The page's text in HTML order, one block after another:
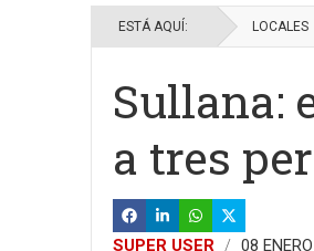
ESTÁ AQUÍ: LOCALES
Sullana:
a tres
SUPER USER 08